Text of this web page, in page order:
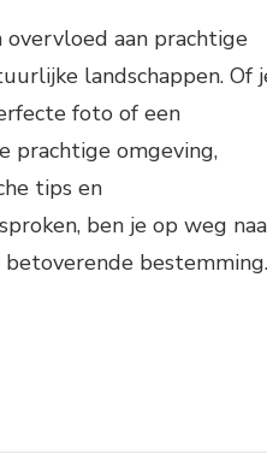
aan prachtige
landschappen. Of
foto of een
prachtige omgeving,
tips en
ben je op weg
bestemming.